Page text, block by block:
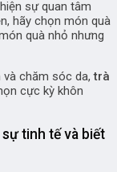
sự quan tâm
hãy chọn món quà
quà nhỏ nhưng
và chăm sóc da,trà
cực kỳ khôn
tinh tế và biết